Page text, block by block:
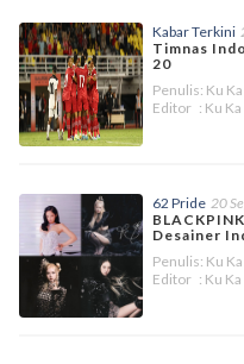
Kabar Terkini
Timnas
20
Penulis: Ku Ka
Editor : Ku Ka
62 Pride 20
Desainer
Penulis: Ku Ka
Editor : Ku Ka